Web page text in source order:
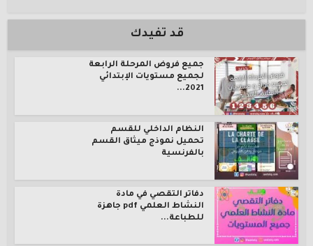
قد تفيدك
جميع فروض المرحلة الرابعة
لجميع مستويات الإبتدائي
2021...
النظام الداخلي للقسم
تحميل نموذج ميثاق القسم
بالفرنسية
دفاتر التقصي في مادة
النشاط العلمي pdf جاهزة
للطباعة...